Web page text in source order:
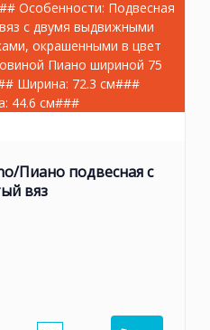
Особенности: Подвесная
с двумя выдвижными
окрашенными в цвет
Пиано шириной 75
Ширина: 72.3 см###
44.6 см###
Пиано подвесная с
вяз